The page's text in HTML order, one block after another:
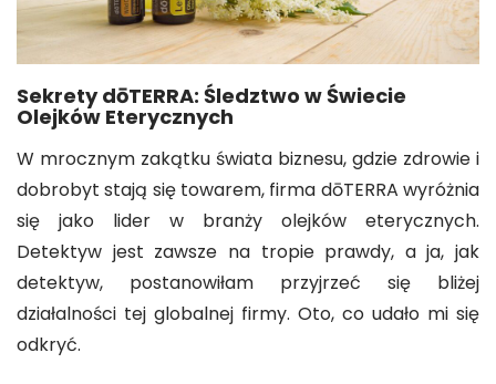
Sekrety dōTERRA: Śledztwo w Świecie
Olejków Eterycznych
W mrocznym zakątku świata biznesu, gdzie zdrowie i
dobrobyt stają się towarem, firma dōTERRA wyróżnia
się jako lider w branży olejków eterycznych.
Detektyw jest zawsze na tropie prawdy, a ja, jak
detektyw, postanowiłam przyjrzeć się bliżej
działalności tej globalnej firmy. Oto, co udało mi się
odkryć.